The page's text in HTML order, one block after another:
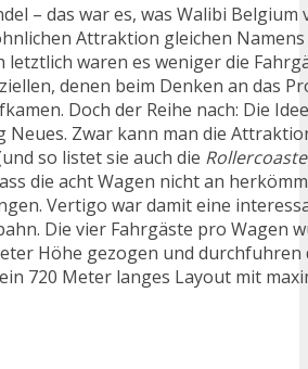
– das war es, was Walibi Belgium
Attraktion gleichen
letztlich waren es weniger die
denen beim Denken an das
Doch der Reihe nach: Die
Neues. Zwar kann man die
so listet sie auch die
die acht Wagen nicht an
Vertigo war damit eine
Die vier Fahrgäste pro Wagen
Höhe gezogen und durchfuhren
720 Meter langes Layout mit